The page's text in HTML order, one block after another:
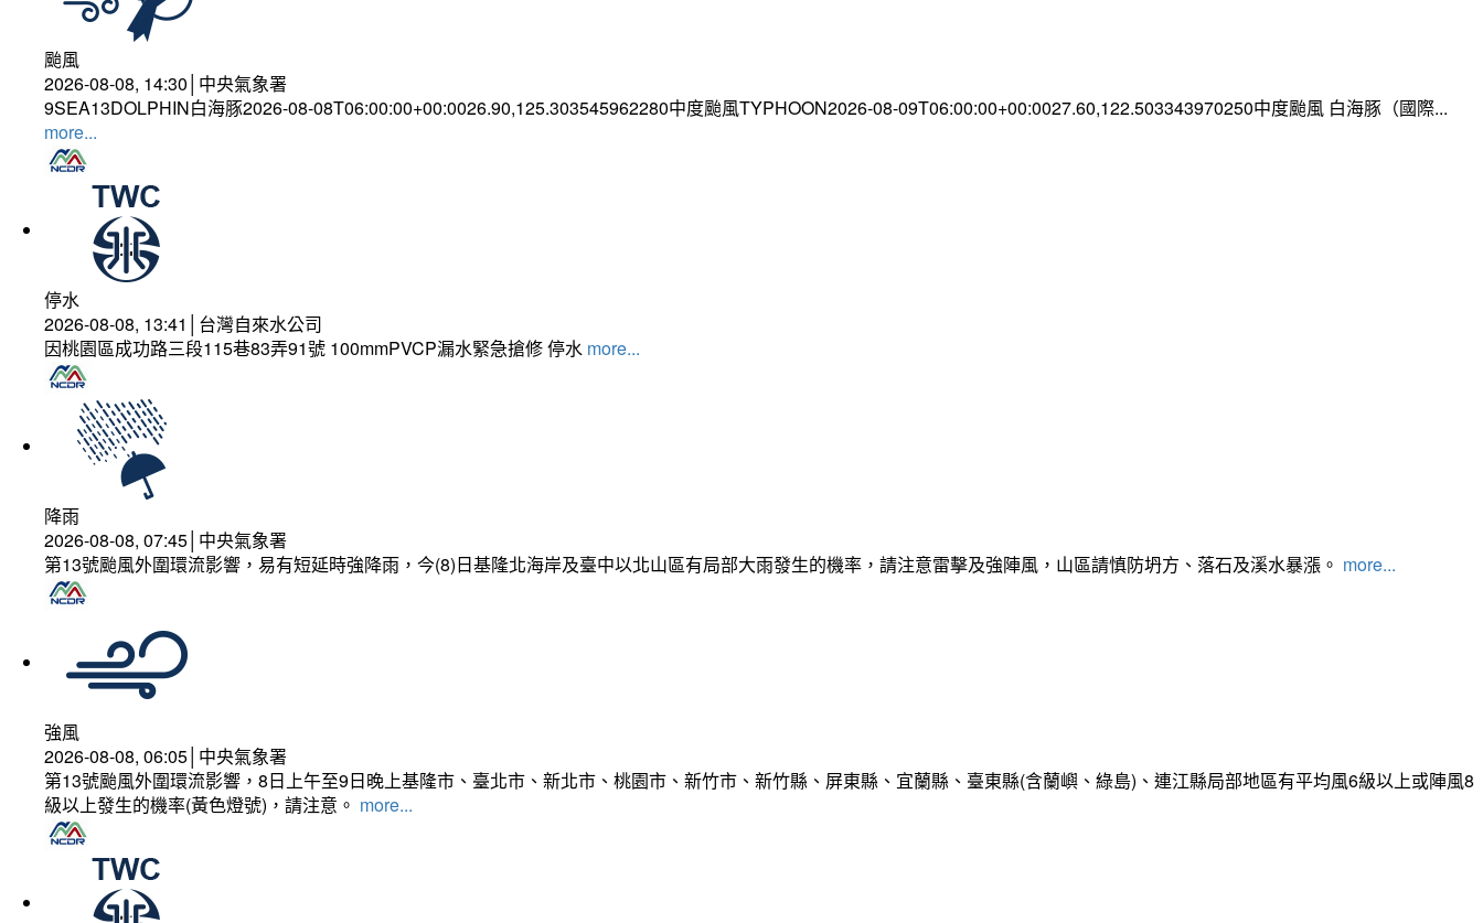
颱風
2026-08-08, 14:30│中央氣象署
9SEA13DOLPHIN白海豚2026-08-08T06:00:00+00:0026.90,125.303545962280中度颱風TYPHOON2026-08-09T06:00:00+00:0027.60,122.503343970250中度颱風 白海豚（國際...
more...
停水
2026-08-08, 13:41│台灣自來水公司
因桃園區成功路三段115巷83弄91號 100mmPVCP漏水緊急搶修 停水 more...
降雨
2026-08-08, 07:45│中央氣象署
第13號颱風外圍環流影響，易有短延時強降雨，今(8)日基隆北海岸及臺中以北山區有局部大雨發生的機率，請注意雷擊及強陣風，山區請慎防坍方、落石及溪水暴漲。 more...
強風
2026-08-08, 06:05│中央氣象署
第13號颱風外圍環流影響，8日上午至9日晚上基隆市、臺北市、新北市、桃園市、新竹市、新竹縣、屏東縣、宜蘭縣、臺東縣(含蘭嶼、綠島)、連江縣局部地區有平均風6級以上或陣風8
級以上發生的機率(黃色燈號)，請注意。 more...